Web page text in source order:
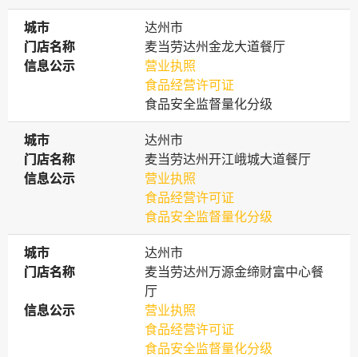
城市
城市
达州市
门店名称
门店名称
麦当劳达州金龙大道餐厅
信息公示
信息公示
营业执照
食品经营许可证
食品安全监督量化分级
城市
城市
达州市
门店名称
门店名称
麦当劳达州开江峨城大道餐厅
信息公示
信息公示
营业执照
食品经营许可证
食品安全监督量化分级
城市
城市
达州市
门店名称
门店名称
麦当劳达州万源金缔财富中心餐
厅
信息公示
信息公示
营业执照
食品经营许可证
食品安全监督量化分级